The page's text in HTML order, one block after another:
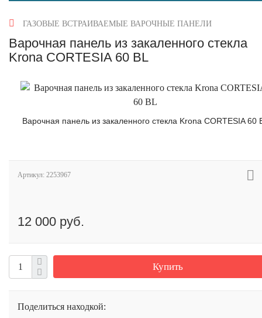
ГАЗОВЫЕ ВСТРАИВАЕМЫЕ ВАРОЧНЫЕ ПАНЕЛИ
Варочная панель из закаленного стекла
Krona CORTESIA 60 BL
Варочная панель из закаленного стекла Krona CORTESIA 60
Артикул: 2253967
12 000 руб.
Купить
Поделиться находкой: